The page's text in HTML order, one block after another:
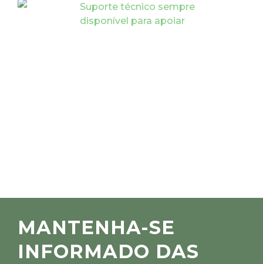
Suporte técnico sempre
disponível para apoiar
MANTENHA-SE
INFORMADO DAS